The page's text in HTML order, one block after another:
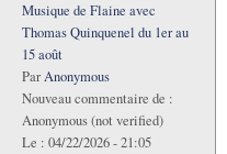
Musique de Flaine avec
Thomas Quinquenel du 1er au
15 août
ParAnonymous
Nouveau commentaire de :
Anonymous (not verified)
Le : 04/22/2026 - 21:05